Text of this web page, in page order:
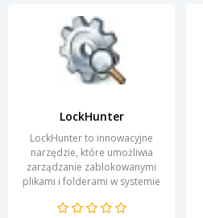
LockHunter
LockHunter to innowacyjne
narzędzie, które umożliwia
zarządzanie zablokowanymi
plikami i folderami w systemie
przypadkach, podczas próby...